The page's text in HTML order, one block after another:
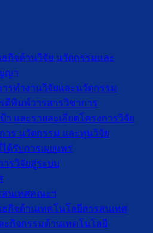
กิจด้านวิจัย นวัตกรรมและ
ญา
รทำงานวิจัยและนวัตกรรม
ตีพิมพ์วารสารวิชาการ
า และรายละเอียดโครงการวิจัย
าร นวัตกรรม และทุนวิจัย
ด้รับการเผยแพร่
ารวิจัยสู่ระบบ
นเทศคณะฯ
กิจด้านเทคโนโลยีสารสนเทศ
ะกิจกรรมด้านเทคโนโลยี